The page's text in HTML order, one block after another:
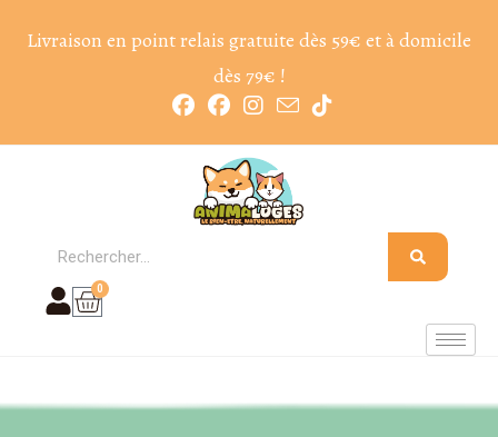
Livraison en point relais gratuite dès 59€ et à domicile
dès 79€ !
0